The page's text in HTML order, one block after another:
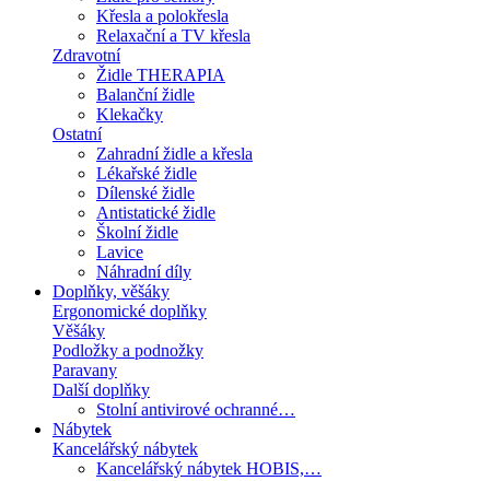
Křesla a polokřesla
Relaxační a TV křesla
Zdravotní
Židle THERAPIA
Balanční židle
Klekačky
Ostatní
Zahradní židle a křesla
Lékařské židle
Dílenské židle
Antistatické židle
Školní židle
Lavice
Náhradní díly
Doplňky, věšáky
Ergonomické doplňky
Věšáky
Podložky a podnožky
Paravany
Další doplňky
Stolní antivirové ochranné…
Nábytek
Kancelářský nábytek
Kancelářský nábytek HOBIS,…